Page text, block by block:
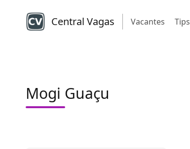
Central Vagas Vacantes Tips
Mogi Guaçu